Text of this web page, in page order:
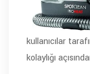
kullanıcılar
kolaylığı